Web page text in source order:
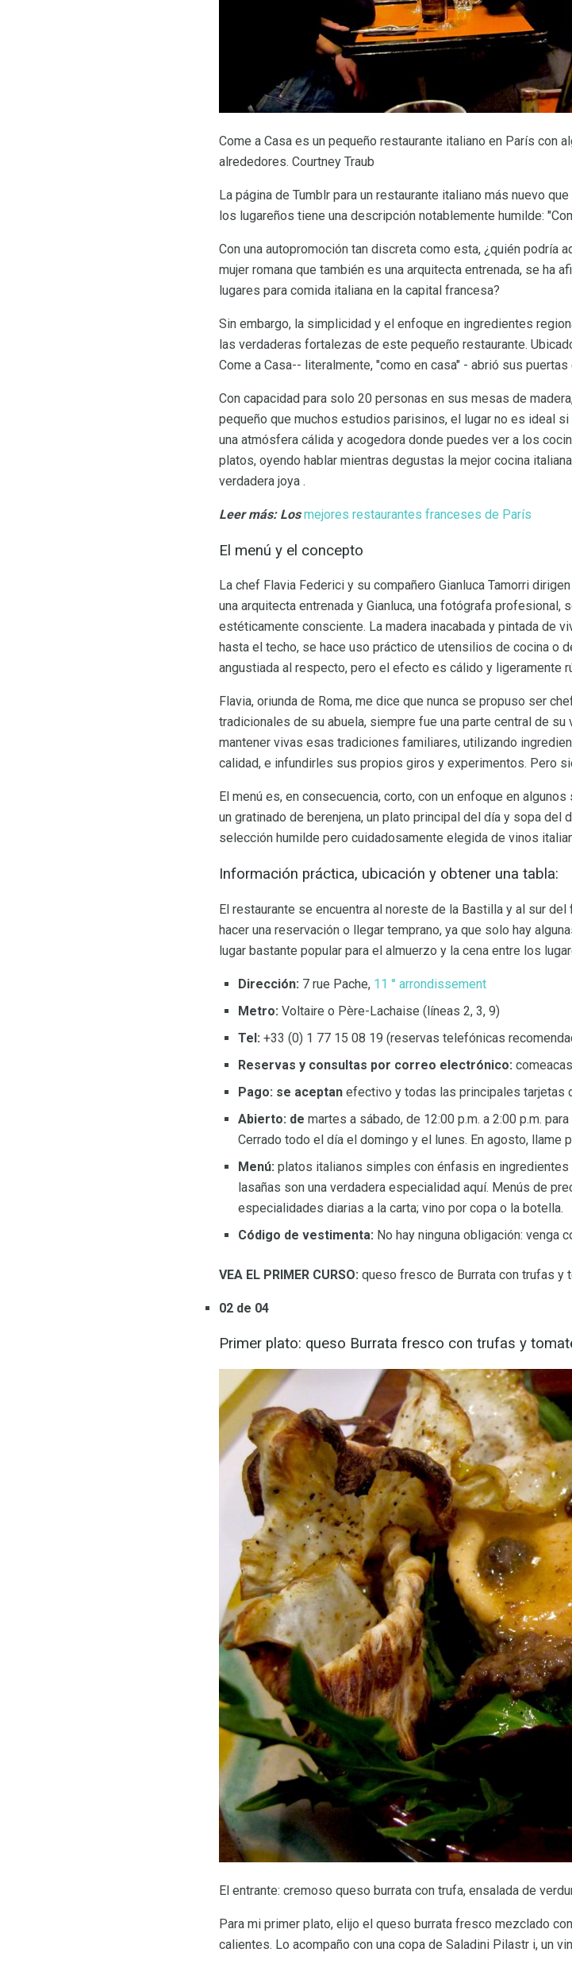
Come a Casa es un pequeño restaurante italiano en París con
alrededores. Courtney Traub
La página de Tumblr para un restaurante italiano más nuevo
los lugareños tiene una descripción notablemente humilde:
Con una autopromoción tan discreta como esta, ¿quién podría
mujer romana que también es una arquitecta entrenada, se ha
lugares para comida italiana en la capital francesa?
Sin embargo, la simplicidad y el enfoque en ingredientes
las verdaderas fortalezas de este pequeño restaurante.
Come a Casa-- literalmente, "como en casa" - abrió sus puertas
Con capacidad para solo 20 personas en sus mesas de
pequeño que muchos estudios parisinos, el lugar no es ideal
una atmósfera cálida y acogedora donde puedes ver a los
platos, oyendo hablar mientras degustas la mejor cocina
verdadera joya .
Leer más: Los mejores restaurantes franceses de París
El menú y el concepto
La chef Flavia Federici y su compañero Gianluca Tamorri
una arquitecta entrenada y Gianluca, una fotógrafa
estéticamente consciente. La madera inacabada y pintada de
hasta el techo, se hace uso práctico de utensilios de cocina o
angustiada al respecto, pero el efecto es cálido y ligeramente
Flavia, oriunda de Roma, me dice que nunca se propuso ser
tradicionales de su abuela, siempre fue una parte central de
mantener vivas esas tradiciones familiares, utilizando
calidad, e infundirles sus propios giros y experimentos. Pero
El menú es, en consecuencia, corto, con un enfoque en
un gratinado de berenjena, un plato principal del día y sopa del
selección humilde pero cuidadosamente elegida de vinos
Información práctica, ubicación y obtener una tabla:
El restaurante se encuentra al noreste de la Bastilla y al sur del
hacer una reservación o llegar temprano, ya que solo hay
lugar bastante popular para el almuerzo y la cena entre los
Dirección: 7 rue Pache, 11 ° arrondissement
Metro: Voltaire o Père-Lachaise (líneas 2, 3, 9)
Tel: +33 (0) 1 77 15 08 19 (reservas telefónicas
Reservas y consultas por correo electrónico:
Pago: se aceptan efectivo y todas las principales tarjetas
Abierto: de martes a sábado, de 12:00 p.m. a 2:00 p.m.
Cerrado todo el día el domingo y el lunes. En agosto,
Menú: platos italianos simples con énfasis en
lasañas son una verdadera especialidad aquí. Menús de
especialidades diarias a la carta; vino por copa o la botella.
Código de vestimenta: No hay ninguna obligación: venga
VEA EL PRIMER CURSO: queso fresco de Burrata con trufas y
02 de 04
Primer plato: queso Burrata fresco con trufas y
El entrante: cremoso queso burrata con trufa, ensalada de
Para mi primer plato, elijo el queso burrata fresco mezclado
calientes. Lo acompaño con una copa de Saladini Pilastr i, un